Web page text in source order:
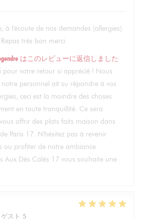
à l'écoute de nos demandes (allergies).
très bon merci
はこのレビューに返信しました
pour votre retour si apprécié ! Nous
personnel ait su répondre à vos
ceci est la moindre des choses
en toute tranquillité. Ce sera
offrir des plats faits maison dans
Paris 17. N'hésitez pas à revenir
ou profiter de notre ambiance
Aux Dés Calés 17 vous souhaite une
スト 5